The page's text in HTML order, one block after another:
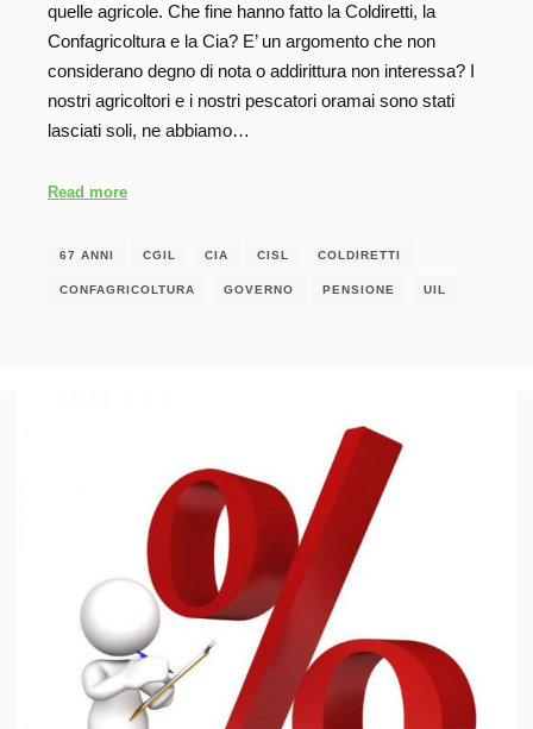
quelle agricole. Che fine hanno fatto la Coldiretti, la
Confagricoltura e la Cia? E’ un argomento che non
considerano degno di nota o addirittura non interessa? I
nostri agricoltori e i nostri pescatori oramai sono stati
lasciati soli, ne abbiamo…
Read more
67 ANNI CGIL CIA CISL COLDIRETTI
CONFAGRICOLTURA GOVERNO PENSIONE UIL